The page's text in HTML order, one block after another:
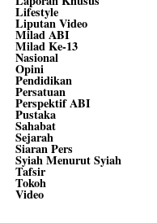
Lifestyle
Liputan Video
Milad ABI
Milad Ke-13
Nasional
Opini
Pendidikan
Persatuan
Perspektif ABI
Pustaka
Sahabat
Sejarah
Siaran Pers
Syiah Menurut Syiah
Tafsir
Tokoh
Video